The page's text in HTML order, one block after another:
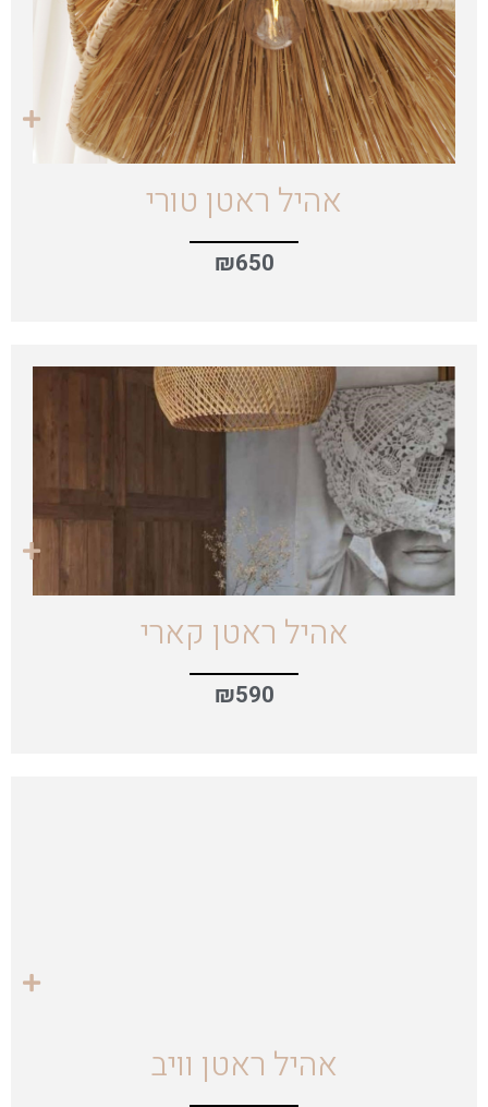
אהיל ראטן טורי
₪650
אהיל ראטן קארי
₪590
אהיל ראטן וויב